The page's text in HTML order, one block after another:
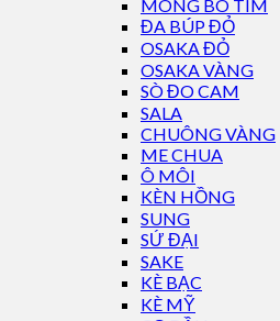
MÓNG BÒ TÍM
ĐA BÚP ĐỎ
OSAKA ĐỎ
OSAKA VÀNG
SÒ ĐO CAM
SALA
CHUÔNG VÀNG
ME CHUA
Ô MÔI
KÈN HỒNG
SUNG
SỨ ĐẠI
SAKE
KÈ BẠC
KÈ MỸ